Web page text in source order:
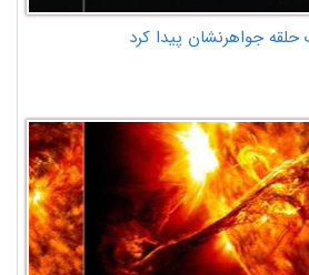
جواهرنشان پیدا کرد